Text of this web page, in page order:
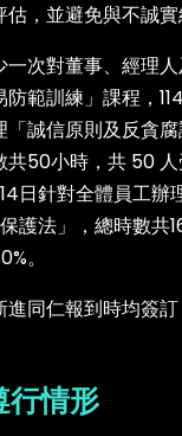
，並避免與不誠實
一次對董事、經理
範訓練」課程，
「誠信原則及反貪
共50小時，共 50
14日針對全體員工
護法」，總時數共
。
進同仁報到時均簽
行情形